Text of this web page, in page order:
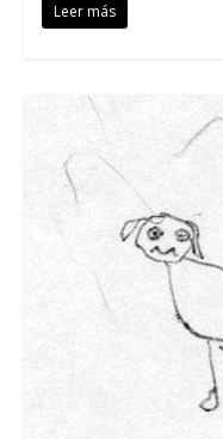
Leer más